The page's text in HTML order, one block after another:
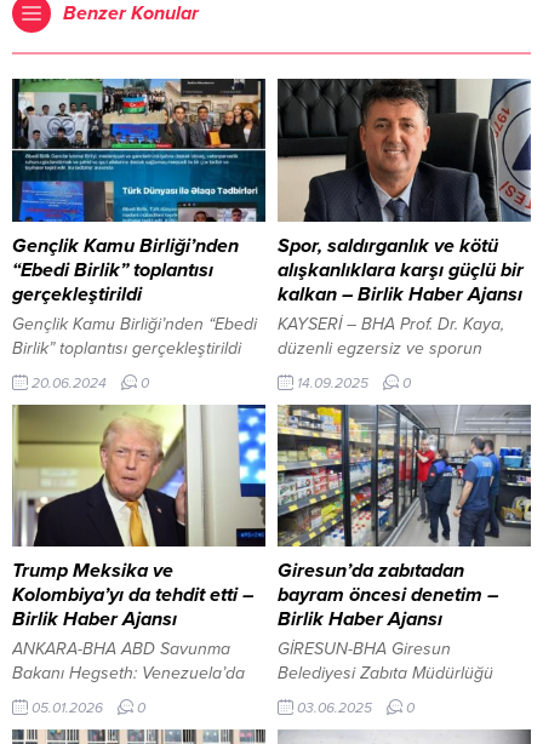
Benzer Konular
Gençlik Kamu Birliği’nden
“Ebedi Birlik” toplantısı
gerçekleştirildi
Gençlik Kamu Birliği’nden “Ebedi
Birlik” toplantısı gerçekleştirildi
Ankara-BHA Toplantının ana
hedefi Azerbaycan ve
Kazakistanlı gençlerin arasında
işbirliğinin kurulması ve
güçlendirilmesi oldu Leyla
Mustafayeva’nın çevirisi ile
yapılan görüşmede “Ebedi Birlik”
Gençlik Kamu Birliği Başkanı
Şahin Aliyev, her iki kuruluşun
çalışmalarının aynı olduğunu,
ortak projelerin büyük önem
taşıdığını belirterek, “Biz Sümer
kökenli,...
20.06.2024 0
Spor, saldırganlık ve kötü
alışkanlıklara karşı güçlü bir
kalkan – Birlik Haber Ajansı
KAYSERİ – BHA Prof. Dr. Kaya,
düzenli egzersiz ve sporun
bireyin zihinsel ve sosyal refahını
artırdığını belirterek, özellikle
gençler için sporun hem bireysel
gelişim hem de toplumsal uyum
açısından kritik bir rol oynadığını
söyledi. “Spor, agresif dürtüleri
kontrol altına alıyor”
Saldırganlığın korku, öfke ve
hayal kırıklığı gibi duygularla
ortaya çıkan...
14.09.2025 0
Trump Meksika ve
Kolombiya’yı da tehdit etti –
Birlik Haber Ajansı
ANKARA-BHA ABD Savunma
Bakanı Hegseth: Venezuela’da
süreci Washington belirleyecek
İçeriği Görüntüle Trump,
05.01.2026 0
Giresun’da zabıtadan
bayram öncesi denetim –
Birlik Haber Ajansı
GİRESUN-BHA Giresun
Belediyesi Zabıta Müdürlüğü
ekipleri, yaklaşan Kurban
Bayramı öncesi artan alışveriş
03.06.2025 0